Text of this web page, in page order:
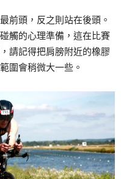
前頭，反之則站在後頭。
觸的心理準備，這在比賽
請記得把肩膀附近的橡膠
圍會稍微大一些。